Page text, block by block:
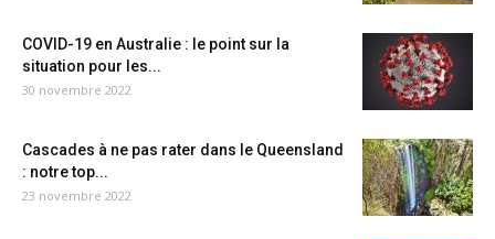
COVID-19 en Australie : le point sur la
situation pour les...
30 novembre 2022
Cascades à ne pas rater dans le Queensland
: notre top...
23 novembre 2022